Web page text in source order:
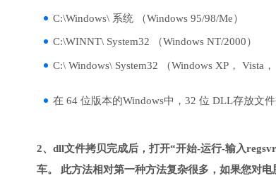
C:\Windows\ 系统 （Windows 95/98/Me）
C:\WINNT\ System32 （Windows NT/2000）
C:\ Windows\ System32 （Windows XP， Vista
在 64 位版本的Windows中，32 位 DLL存放文
2、dll文件拷贝完成后，打开“开始-运行-输入
车。 此方法相对第一种方法复杂很多，如果您对